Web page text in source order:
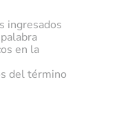
ingresados
en la
del término